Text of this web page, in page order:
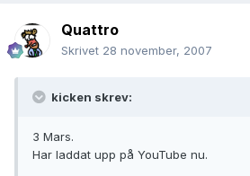
Quattro
Skrivet 28 november, 2007
kicken skrev:
3 Mars.
Har laddat upp på YouTube nu.